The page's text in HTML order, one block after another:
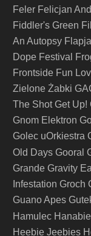
Feler Felicjan
Fiddler's Green
An Autopsy
Dope Festival
Frontside Fun
Zielone Żabki
The Shot Get Up!
Gnom Elektron
Golec uOrkiestra
Old Days Gooral
Grande Gravity
Infestation Groch
Guano Apes
Hamulec
Heebie Jeebies